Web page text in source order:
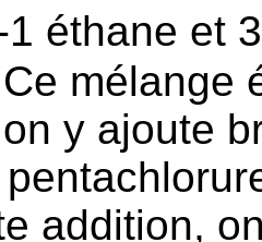
éthane et
mélange
y ajoute
addition,